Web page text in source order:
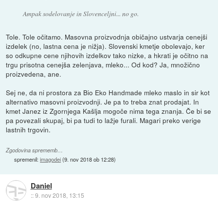
Ampak sodelovanje in Slovenceljni... no go.
Tole. Tole očitamo. Masovna proizvodnja običajno ustvarja cenejši
izdelek (no, lastna cena je nižja). Slovenski kmetje obolevajo, ker
so odkupne cene njihovih izdelkov tako nizke, a hkrati je očitno na
trgu prisotna cenejša zelenjava, mleko... Od kod? Ja, množično
proizvedena, ane.
Sej ne, da ni prostora za Bio Eko Handmade mleko maslo in sir kot
alternativo masovni proizvodnji. Je pa to treba znat prodajat. In
kmet Janez iz Zgornjega Kašlja mogoče nima tega znanja. Če bi se
pa povezali skupaj, bi pa tudi to lažje furali. Magari preko verige
lastnih trgovin.
Zgodovina sprememb…
spremenil:imagodei(9. nov 2018 ob 12:28)
Daniel
::9. nov 2018, 13:15